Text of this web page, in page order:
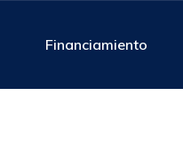
Financiamiento